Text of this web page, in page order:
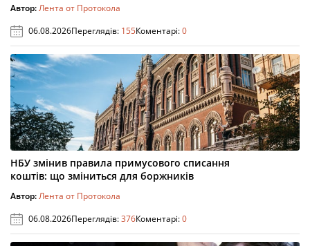
Автор:Лента от Протокола
06.08.2026Переглядів: 155Коментарі:0
НБУ змінив правила примусового списання
коштів: що зміниться для боржників
Автор:Лента от Протокола
06.08.2026Переглядів:376Коментарі:0